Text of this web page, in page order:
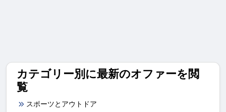
カテゴリー別に最新のオファーを閲
覧
スポーツとアウトドア